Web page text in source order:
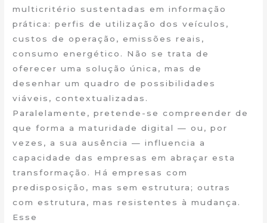
multicritério sustentadas em informação
prática: perfis de utilização dos veículos,
custos de operação, emissões reais,
consumo energético. Não se trata de
oferecer uma solução única, mas de
desenhar um quadro de possibilidades
viáveis, contextualizadas.
Paralelamente, pretende-se compreender de
que forma a maturidade digital — ou, por
vezes, a sua ausência — influencia a
capacidade das empresas em abraçar esta
transformação. Há empresas com
predisposição, mas sem estrutura; outras
com estrutura, mas resistentes à mudança.
Esse